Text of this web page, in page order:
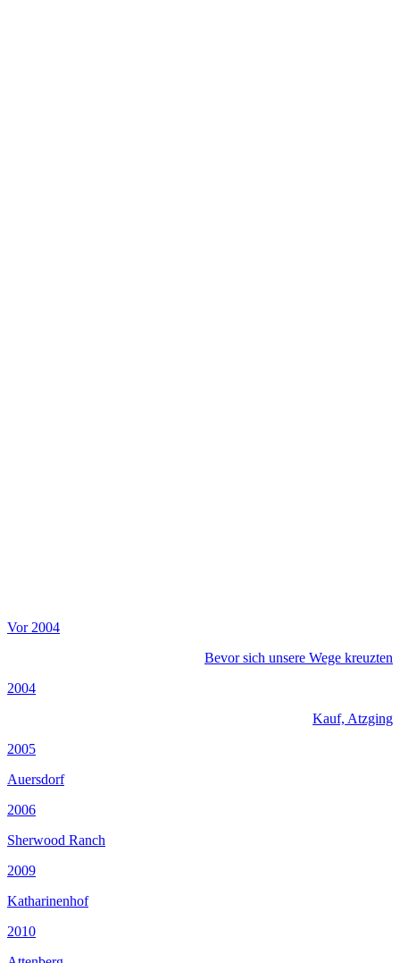
Vor 2004
Bevor sich unsere Wege kreuzten
2004
Kauf, Atzging
2005
Auersdorf
2006
Sherwood Ranch
2009
Katharinenhof
2010